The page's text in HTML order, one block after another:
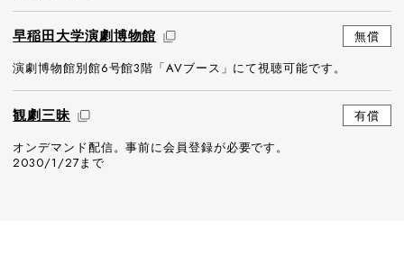
早稲田大学演劇博物館
無償
演劇博物館別館6号館3階「AVブース」にて視聴可能です。
観劇三昧
有償
オンデマンド配信。事前に会員登録が必要です。
2030/1/27まで